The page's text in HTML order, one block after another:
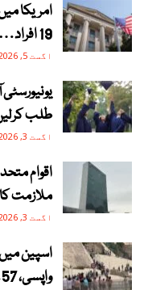
امریکا
19 افراد…
اگست 5, 2026
طلب
اگست 3, 2026
اقوام
ملازمت
اگست 3, 2026
اسپین
واپسی، 57…